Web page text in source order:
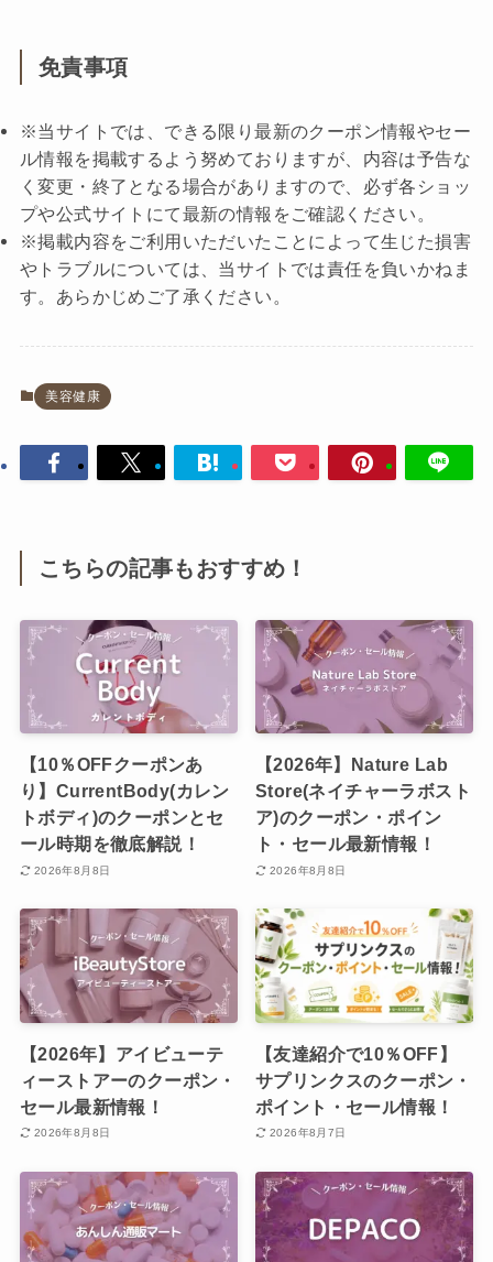
免責事項
※当サイトでは、できる限り最新のクーポン情報やセー
ル情報を掲載するよう努めておりますが、内容は予告な
く変更・終了となる場合がありますので、必ず各ショッ
プや公式サイトにて最新の情報をご確認ください。
※掲載内容をご利用いただいたことによって生じた損害
やトラブルについては、当サイトでは責任を負いかねま
す。あらかじめご了承ください。
美容健康
こちらの記事もおすすめ！
【10％OFFクーポンあ
り】CurrentBody(カレン
トボディ)のクーポンとセ
ール時期を徹底解説！
2026年8月8日
【2026年】Nature Lab
Store(ネイチャーラボスト
ア)のクーポン・ポイン
ト・セール最新情報！
2026年8月8日
【2026年】アイビューテ
ィーストアーのクーポン・
セール最新情報！
2026年8月8日
【友達紹介で10％OFF】
サプリンクスのクーポン・
ポイント・セール情報！
2026年8月7日